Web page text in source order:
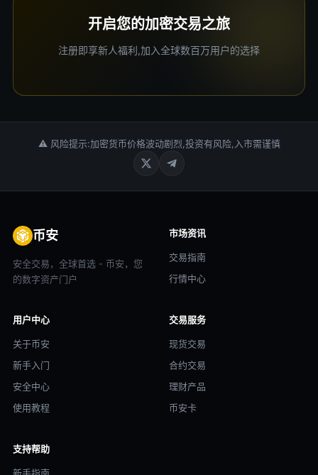
开启您的加密交易之旅
注册即享新人福利,加入全球数百万用户的选择
⚠ 风险提示:加密货币价格波动剧烈,投资有风险,入市需谨慎
币安
安全交易，全球首选 - 币安，您
的数字资产门户
市场资讯
交易指南
行情中心
用户中心
关于币安
新手入门
安全中心
使用教程
交易服务
现货交易
合约交易
理财产品
币安卡
支持帮助